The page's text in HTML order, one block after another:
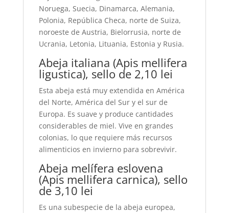
Noruega, Suecia, Dinamarca, Alemania,
Polonia, República Checa, norte de Suiza,
noroeste de Austria, Bielorrusia, norte de
Ucrania, Letonia, Lituania, Estonia y Rusia.
Abeja italiana (Apis mellifera
ligustica), sello de 2,10 lei
Esta abeja está muy extendida en América
del Norte, América del Sur y el sur de
Europa. Es suave y produce cantidades
considerables de miel. Vive en grandes
colonias, lo que requiere más recursos
alimenticios en invierno para sobrevivir.
Abeja melífera eslovena
(Apis mellifera carnica), sello
de 3,10 lei
Es una subespecie de la abeja europea,